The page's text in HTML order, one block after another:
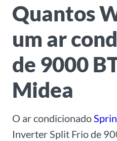
Quantos
um ar
de 9000
Midea
O ar condicionado
Inverter Split Frio de